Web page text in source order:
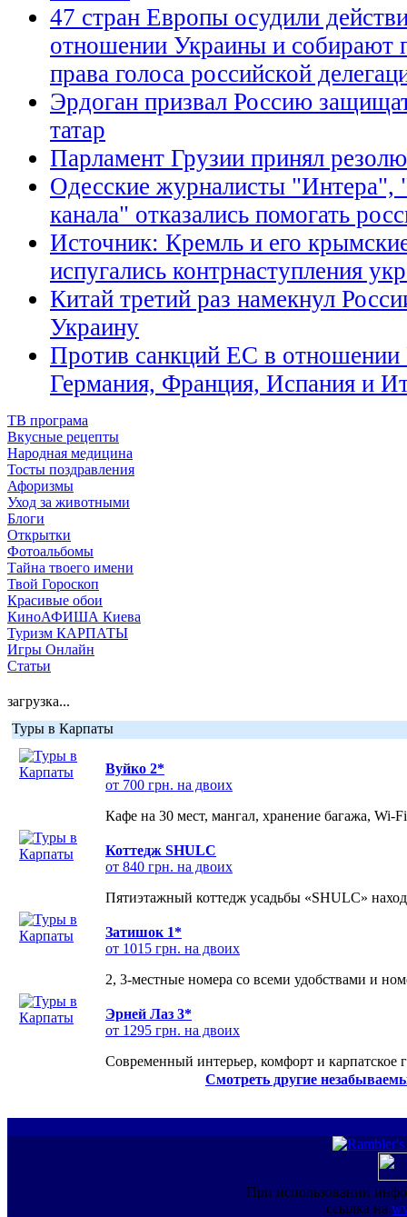
47 стран Европы осудили
отношении Украины и собирают
права голоса российской
Эрдоган призвал Россию
татар
Парламент Грузии принял
Одесские журналисты
канала" отказались помогать
Источник: Кремль и его
испугались контрнаступления
Китай третий раз намекнул
Украину
Против санкций ЕС в отношении
Германия, Франция, Испания и
ТВ програма
Вкусные рецепты
Народная медицина
Тосты поздравления
Афоризмы
Уход за животными
Блоги
Открытки
Фотоальбомы
Тайна твоего имени
Твой Гороскоп
Красивые обои
КиноАФИША Киева
Туризм КАРПАТЫ
Игры Онлайн
Статьи
загрузка...
Туры в Карпаты
Вуйко 2*
от 700 грн. на двоих
Кафе на 30 мест, мангал, хранение багажа, Wi-
Коттедж SHULC
от 840 грн. на двоих
Пятиэтажный коттедж усадьбы «SHULC»
Затишок 1*
от 1015 грн. на двоих
2, 3-местные номера со всеми удобствами и
Эрней Лаз 3*
от 1295 грн. на двоих
Современный интерьер, комфорт и карпатское
Смотреть другие
При использовании
ссылка на